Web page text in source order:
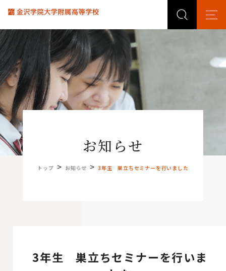
お知らせ
トップ > お知らせ > 3年生 巣立ちセミナーを行いました
3年生 巣立ちセミナーを行いま